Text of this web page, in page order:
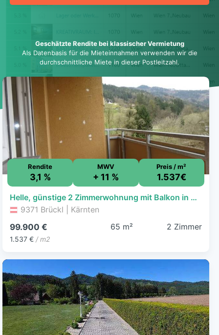
Geschätzte Rendite bei klassischer Vermietung
Als Datenbasis für die Mieteinnahmen verwenden wir die
durchschnittliche Miete in dieser Postleitzahl.
Rendite
3,1 %
MWV
+ 11 %
Preis / m²
1.537€
Helle, günstige 2 Zimmerwohnung mit Balkon in Brückl
9371 Brückl | Kärnten
99.900 €
1.537 € / m2
65 m² 2 Zimmer